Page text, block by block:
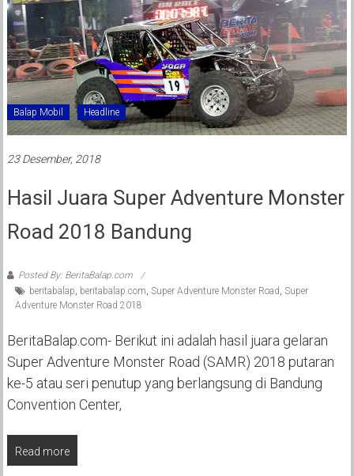
Balap Mobil Headline
23 Desember, 2018
Hasil Juara Super Adventure Monster
Road 2018 Bandung
Posted By: BeritaBalap.com
beritabalap beritabalap.com Super Adventure Monster Road Super
Adventure Monster Road 2018
BeritaBalap.com- Berikut ini adalah hasil juara gelaran
Super Adventure Monster Road (SAMR) 2018 putaran
ke-5 atau seri penutup yang berlangsung di Bandung
Convention Center,
Read more